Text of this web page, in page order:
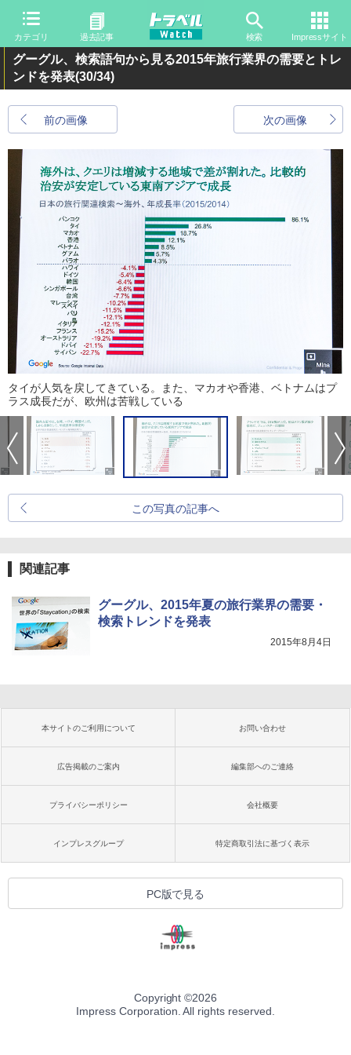
カテゴリ 過去記事 検索 Impressサイト
グーグル、検索語句から見る2015年旅行業界の需要とトレ
ンドを発表(30/34)
前の画像 次の画像
タイが人気を戻してきている。また、マカオや香港、ベトナムはプ
ラス成長だが、欧州は苦戦している
この写真の記事へ
関連記事
グーグル、2015年夏の旅行業界の需要・
検索トレンドを発表
2015年8月4日
本サイトのご利用について お問い合わせ
広告掲載のご案内 編集部へのご連絡
プライバシーポリシー 会社概要
インプレスグループ 特定商取引法に基づく表示
PC版で見る
Copyright ©2026
Impress Corporation. All rights reserved.